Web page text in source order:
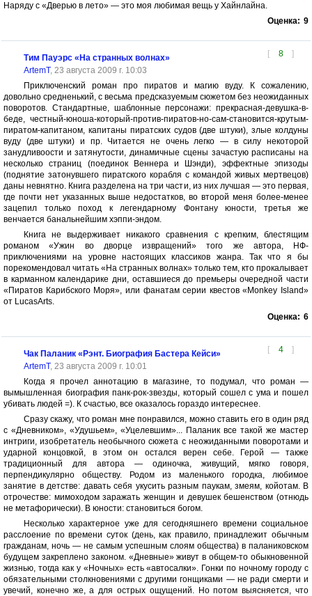
Наряду с «Дверью в лето» — это моя любимая вещь у Хайнлайна.
Оценка: 9
[ 8 ]
Тим Пауэрс «На странных волнах»
ArtemT, 23 августа 2009 г. 10:03
Приключенский роман про пиратов и магию вуду. К сожалению,
довольно средненький, с весьма предсказуемым сюжетом без неожиданных
поворотов. Стандартные, шаблонные персонажи: прекрасная-девушка-в-
беде, честный-юноша-который-против-пиратов-но-сам-становится-крутым-
пиратом-капитаном, капитаны пиратских судов (две штуки), злые колдуны
вуду (две штуки) и пр. Читается не очень легко — в силу некоторой
занудливоости и затянутости, динамичные сцены зачастую расписаны на
несколько страниц (поединок Веннера и Шэнди), эффектные эпизоды
(поднятие затонувшего пиратского корабля с командой живых мертвецов)
даны невнятно. Книга разделена на три части, из них лучшая — это первая,
где почти нет указанных выше недостатков, во второй меня более-менее
зацепил только поход к легендарному Фонтану юности, третья же
венчается банальнейшим хэппи-эндом.
Книга не выдерживает никакого сравнения с крепким, блестящим
романом «Ужин во дворце извращений» того же автора, НФ-
приключениями на уровне настоящих классиков жанра. Так что я бы
порекомендовал читать «На странных волнах» только тем, кто прокалывает
в карманном календарике дни, оставшиеся до премьеры очередной части
«Пиратов Карибского Моря», или фанатам серии квестов «Monkey Island»
от LucasArts.
Оценка: 6
[ 4 ]
Чак Паланик «Рэнт. Биография Бастера Кейси»
ArtemT, 23 августа 2009 г. 10:01
Когда я прочел аннотацию в магазине, то подумал, что роман —
вымышленная биография панк-рок-звезды, который сошел с ума и пошел
убивать людей =). К счастью, все оказалось гораздо интереснее.
Сразу скажу, что роман мне понравился, можно ставить его в один ряд
с «Дневником», «Удушьем», «Уцелевшим»... Паланик все такой же мастер
интриги, изобретатель необычного сюжета с неожиданными поворотами и
ударной концовкой, в этом он остался верен себе. Герой — также
традиционный для автора — одиночка, живущий, мягко говоря,
перпендикулярно обществу. Родом из маленького городка, любимое
занятие в детстве: давать себя укусить разным паукам, змеям, койотам. В
отрочестве: мимоходом заражать женщин и девушек бешенством (отнюдь
не метафорически). В юности: становиться богом.
Несколько характерное уже для сегодняшнего времени социальное
расслоение по времени суток (день, как правило, принадлежит обычным
гражданам, ночь — не самым успешным слоям общества) в паланиковском
будущем закреплено законом. «Дневные» живут в общем-то обыкновенной
жизнью, тогда как у «Ночных» есть «автосалки». Гонки по ночному городу с
обязательными столкновениями с другими гонщиками — не ради смерти и
увечий, конечно же, а для острых ощущений. Но потом выясняется, что